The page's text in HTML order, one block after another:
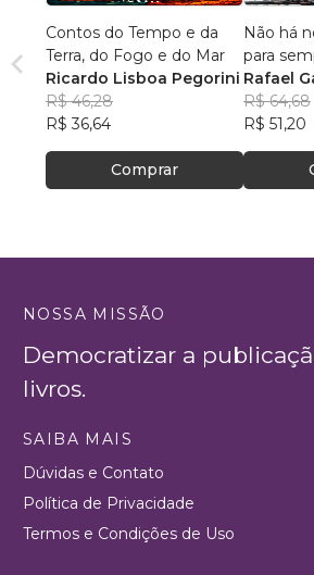
Contos do Tempo e da
Terra, do Fogo e do Mar
Ricardo Lisboa Pegorini
R$ 46,28
R$ 36,64
Comprar
Não há
para
Rafael
R$ 64,68
R$ 51,20
NOSSA MISSÃO
Democratizar a
livros.
SAIBA MAIS
Dúvidas e Contato
Política de Privacidade
Termos e Condições de Uso